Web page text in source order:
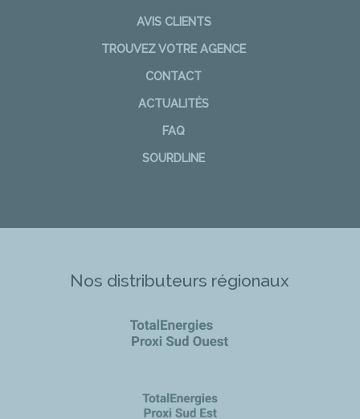
AVIS CLIENTS
TROUVEZ VOTRE AGENCE
CONTACT
ACTUALITÉS
FAQ
SOURDLINE
Nos distributeurs régionaux